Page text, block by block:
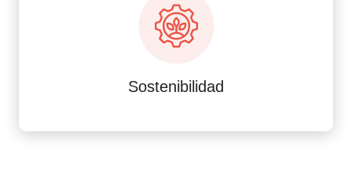
Sostenibilidad